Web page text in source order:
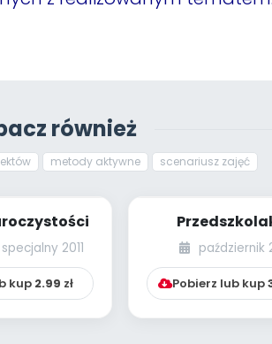
również
metody aktywne scenariusz zajęć
2011
kup 2.99 zł
weneckim
(edukacja
sztukę...
październik
Pobierz lub kup